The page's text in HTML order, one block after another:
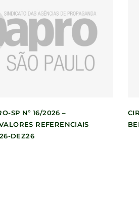
SP Nº 16/2026 –
REFERENCIAIS
DEZ26